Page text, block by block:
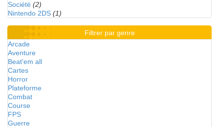
Société (2)
Nintendo 2DS (1)
Filtrer par genre
Arcade
Aventure
Beat'em all
Cartes
Horror
Plateforme
Combat
Course
FPS
Guerre